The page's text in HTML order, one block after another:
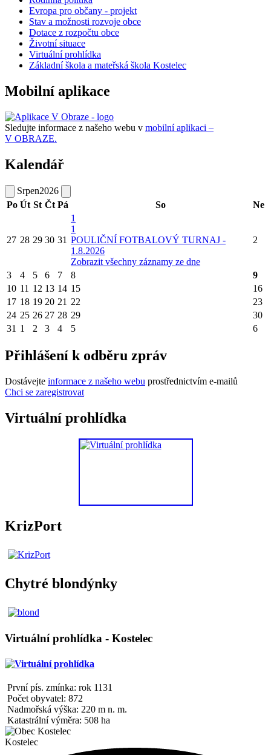
Evropa pro občany - projekt
Stav a možnosti rozvoje obce
Dotace z rozpočtu obce
Životní situace
Virtuální prohlídka
Základní škola a mateřská škola Kostelec
Mobilní aplikace
Sledujte informace z našeho webu v mobilní aplikaci –
V OBRAZE.
Kalendář
Srpen2026
Po Út St Čt Pá So Ne
27 28 29 30 31
1
1
POULIČNÍ FOTBALOVÝ TURNAJ -
1.8.2026
Zobrazit všechny záznamy ze dne
2
3 4 5 6 7 8
9
10 11 12 13 14 15
16
17 18 19 20 21 22
23
24 25 26 27 28 29
30
31 1 2 3 4 5 6
Přihlášení k odběru zpráv
Dostávejte informace z našeho webu prostřednictvím e-mailů
Chci se zaregistrovat
Virtuální prohlídka
KrizPort
Chytré blondýnky
Virtuální prohlídka - Kostelec
První pís. zmínka: rok 1131
Počet obyvatel: 872
Nadmořská výška: 220 m n. m.
Katastrální výměra: 508 ha
Kostelec